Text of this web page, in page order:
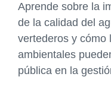
Aprende sobre la
de la calidad del
vertederos y cómo
ambientales
pública en la